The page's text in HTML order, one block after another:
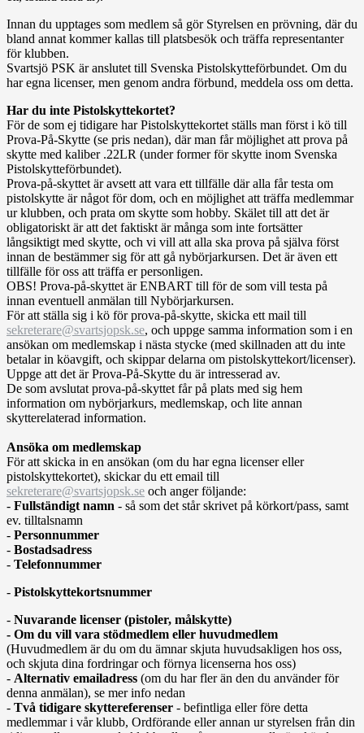
Innan du upptages som medlem så gör Styrelsen en prövning, där du
bland annat kommer kallas till platsbesök och träffa representanter
för klubben.
Svartsjö PSK är anslutet till Svenska Pistolskytteförbundet. Om du
har egna licenser, men genom andra förbund, meddela oss om detta.
Har du inte Pistolskyttekortet?
För de som ej tidigare har Pistolskyttekortet ställs man först i kö till
Prova-På-Skytte (se pris nedan), där man får möjlighet att prova på
skytte med kaliber .22LR (under former för skytte inom Svenska
Pistolskytteförbundet).
Prova-på-skyttet är avsett att vara ett tillfälle där alla får testa om
pistolskytte är något för dom, och en möjlighet att träffa medlemmar
ur klubben, och prata om skytte som hobby. Skälet till att det är
obligatoriskt är att det faktiskt är många som inte fortsätter
långsiktigt med skytte, och vi vill att alla ska prova på själva först
innan de bestämmer sig för att gå nybörjarkursen. Det är även ett
tillfälle för oss att träffa er personligen.
OBS! Prova-på-skyttet är ENBART till för de som vill testa på
innan eventuell anmälan till Nybörjarkursen.
För att ställa sig i kö för prova-på-skytte, skicka ett mail till
sekreterare@svartsjopsk.se, och uppge samma information som i en
ansökan om medlemskap i nästa stycke (med skillnaden att du inte
betalar in köavgift, och skippar delarna om pistolskyttekort/licenser).
Uppge att det är Prova-På-Skytte du är intresserad av.
De som avslutat prova-på-skyttet får på plats med sig hem
information om nybörjarkurs, medlemskap, och lite annan
skytterelaterad information.
Ansöka om medlemskap
För att skicka in en ansökan (om du har egna licenser eller
pistolskyttekortet), skickar du ett email till
sekreterare@svartsjopsk.se och anger följande:
- Fullständigt namn - så som det står skrivet på körkort/pass, samt
ev. tilltalsnamn
- Personnummer
- Bostadsadress
- Telefonnummer
- Pistolskyttekortsnummer
- Nuvarande licenser (pistoler, målskytte)
- Om du vill vara stödmedlem eller huvudmedlem
(Huvudmedlem är du om du ämnar skjuta huvudsakligen hos oss,
och skjuta dina fordringar och förnya licenserna hos oss)
- Alternativ emailadress (om du har fler än den du använder för
denna anmälan), se mer info nedan
- Två tidigare skyttereferenser - befintliga eller före detta
medlemmar i vår klubb, Ordförande eller annan ur styrelsen från din